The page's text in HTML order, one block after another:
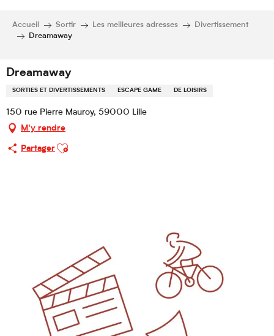
Accueil Sortir Les meilleures adresses
Divertissement
Dreamaway
Dreamaway
SORTIES ET DIVERTISSEMENTS ESCAPE GAME DE LOISIRS
150 rue Pierre Mauroy, 59000 Lille
M'y rendre
Partager
Ajouter aux favoris